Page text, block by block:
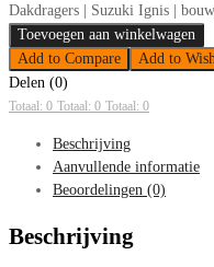
Dakdragers | Suzuki Ignis |
Toevoegen aan winkelwagen
Add to Compare
Add to
Delen (0)
Totaal: 0 Totaal: 0 Totaal: 0
Beschrijving
Aanvullende informatie
Beoordelingen (0)
Beschrijving